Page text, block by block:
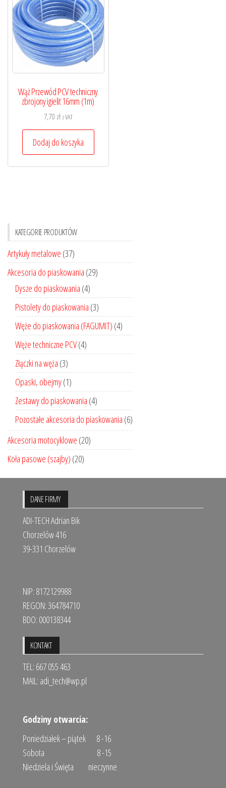
Wąż Przewód PCV techniczny
zbrojony igielit 16mm (1m)
7,70 zł z VAT
Dodaj do koszyka
KATEGORIE PRODUKTÓW
Artykuły metalowe (37)
Akcesoria do piaskowania (29)
Dysze do piaskowania (4)
Pistolety do piaskowania (3)
Węże do piaskowania (FAGUMIT) (4)
Węże techniczne PCV(4)
Złączki na węża (3)
Opaski, obejmy(1)
Zestawy do piaskowania (4)
Pozostałe akcesoria do piaskowania (6)
Akcesoria motocyklowe (20)
Koła pasowe (szajby) (20)
DANE FIRMY
ADI-TECH Adrian Bik
Chorzelów 416
39-331 Chorzelów
NIP: 8172129988
REGON: 364784710
BDO: 000138344
KONTAKT
TEL: 667 055 463
MAIL: adi_tech@wp.pl
Godziny otwarcia:
Poniedziałek – piątek 8 -16
Sobota 8 -15
Niedziela i Święta nieczynne